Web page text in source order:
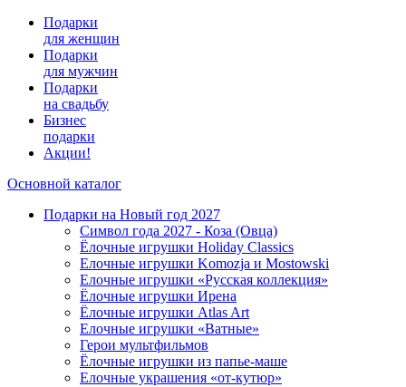
Подарки
для женщин
Подарки
для мужчин
Подарки
на свадьбу
Бизнес
подарки
Акции!
Основной каталог
Подарки на Новый год 2027
Символ года 2027 - Коза (Овца)
Ёлочные игрушки Holiday Classics
Елочные игрушки Komozja и Mostowski
Елочные игрушки «Русская коллекция»
Ёлочные игрушки Ирена
Ёлочные игрушки Atlas Art
Елочные игрушки «Ватные»
Герои мультфильмов
Ёлочные игрушки из папье-маше
Елочные украшения «от-кутюр»